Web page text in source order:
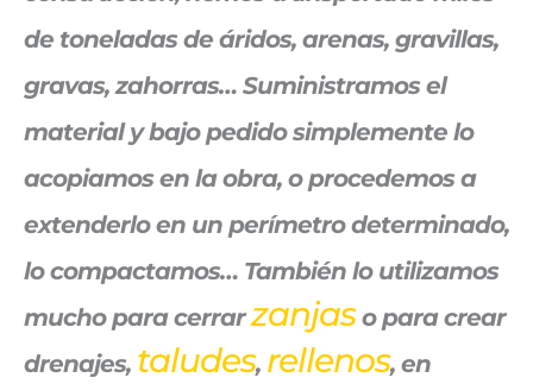
de toneladas de áridos, arenas, gravillas,
gravas, zahorras… Suministramos el
material y bajo pedido simplemente lo
acopiamos en la obra, o procedemos a
extenderlo en un perímetro determinado,
lo compactamos… También lo utilizamos
mucho para cerrarzanjaso para crear
drenajes, taludes, rellenos, en